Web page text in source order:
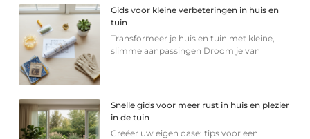
Gids voor kleine verbeteringen in huis en
tuin
Transformeer je huis en tuin met kleine,
slimme aanpassingen Droom je van
Snelle gids voor meer rust in huis en plezier
in de tuin
Creëer uw eigen oase: tips voor een